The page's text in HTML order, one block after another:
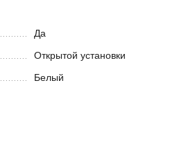
Да
Открытой установки
Белый